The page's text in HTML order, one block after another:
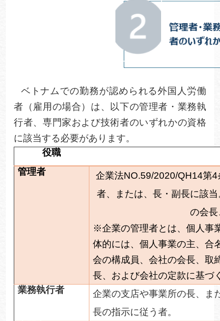
ベトナムでの勤務が認められる外国人労働
者（雇用の場合）は、以下の管理者・業務執
行者、専門家および技術者のいずれかの資格
に該当する必要があります。
役職
管理者
企業法NO.59/2020/QH14第4
者、または、長・副長に該
の会
※企業の管理者とは、個人事
体的には、個人事業の主、合
会の構成員、会社の会長、取
長、および会社の定款に基づ
業務執行者
企業の支店や事業所の長、ま
長の指示に従う者。